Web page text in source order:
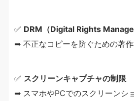
✅ DRM（Digital Rights
➡ 不正なコピーを防ぐための著
✅ スクリーンキャプチャの制限
➡ スマホやPCでのスクリーンシ